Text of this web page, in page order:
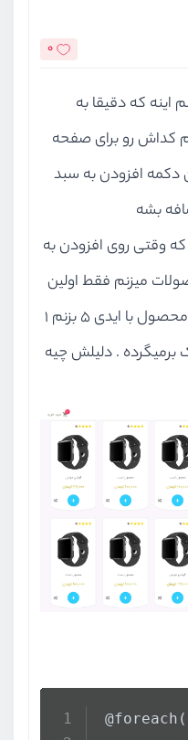
0
که دقیقا به
کداش رو برای صفحه
دکمه افزودن به سبد
بشه
وقتی روی افزودن به
میزنم فقط اولین
محصول برمیگرده . یعنی روی محصول با ایدی 5 بزنم 1
باز یک برمیگرده . دلیلش چیه